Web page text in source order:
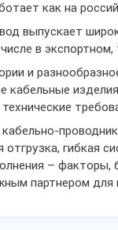
как на
выпускает
в
и
кабельные
отгрузка, гибкая
–
партнером